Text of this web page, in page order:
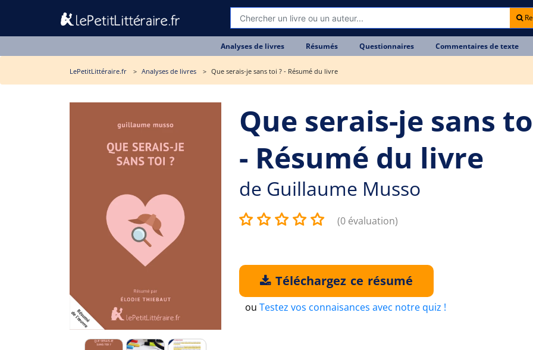
Analyses de livres Résumés Questionnaires Commentaires de texte
LePetitLittéraire.fr Analyses de livres Que serais-je sans toi ? - Résumé du livre
Que serais-je sans
- Résumé du livre
de Guillaume Musso
(0 évaluation)
Téléchargez ce résumé
ou Testez vos connaisances avec notre quiz !